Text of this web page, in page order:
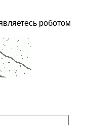
роботом